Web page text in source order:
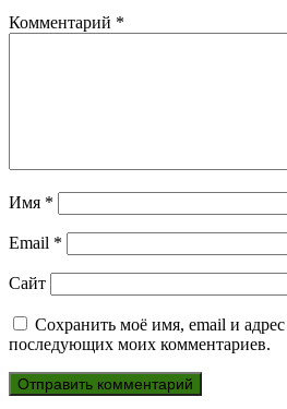
Комментарий *
Имя *
Email *
Сайт
Сохранить моё имя, email и адрес
последующих моих комментариев.